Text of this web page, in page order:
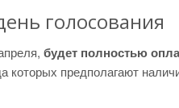
голосования
будет полностью
которых предполагают